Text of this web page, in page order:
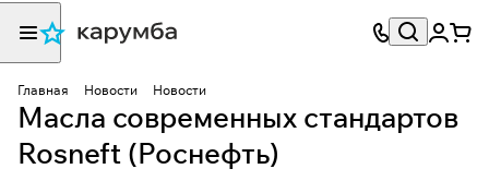
Главная Новости Новости
Масла современных стандартов
Rosneft (Роснефть)